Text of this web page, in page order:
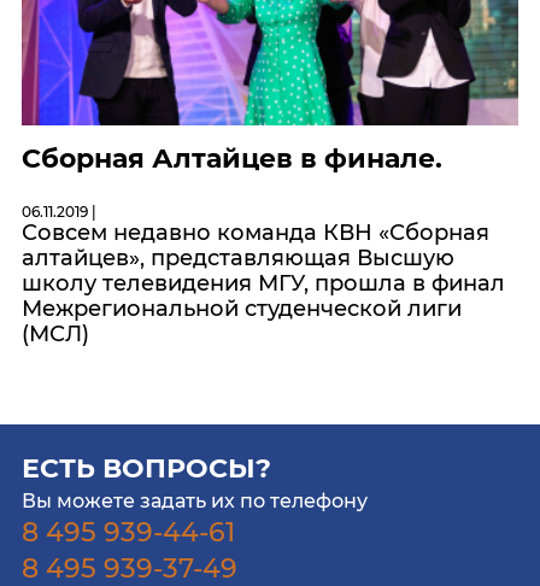
Сборная Алтайцев в финале.
06.11.2019 |
Совсем недавно команда КВН «Сборная
алтайцев», представляющая Высшую
школу телевидения МГУ, прошла в финал
Межрегиональной студенческой лиги
(МСЛ)
ЕСТЬ ВОПРОСЫ?
Вы можете задать их по телефону
8 495 939-44-61
8 495 939-37-49